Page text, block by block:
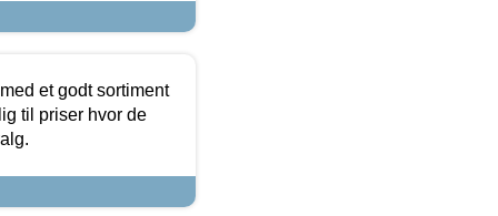
et godt sortiment
til priser hvor de